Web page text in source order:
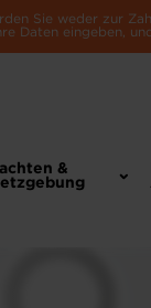
Sie weder zur
Daten eingeben,
&